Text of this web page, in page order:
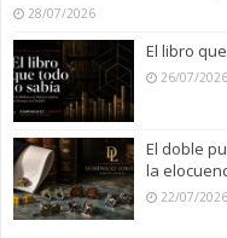
28/07/2026
El libro
26/07/2026
El doble
la
22/07/2026